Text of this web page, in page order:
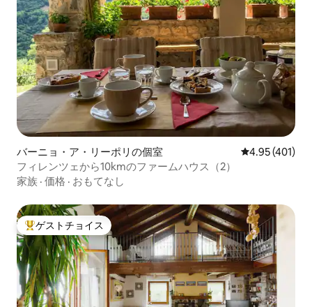
バーニョ・ア・リーポリの個室 レビュー401
4.95 (401)
フィレンツェから10kmのファームハウス（2）
家族 · 価格 · おもてなし
大好評のゲストチョイスです。
ゲストチョイス